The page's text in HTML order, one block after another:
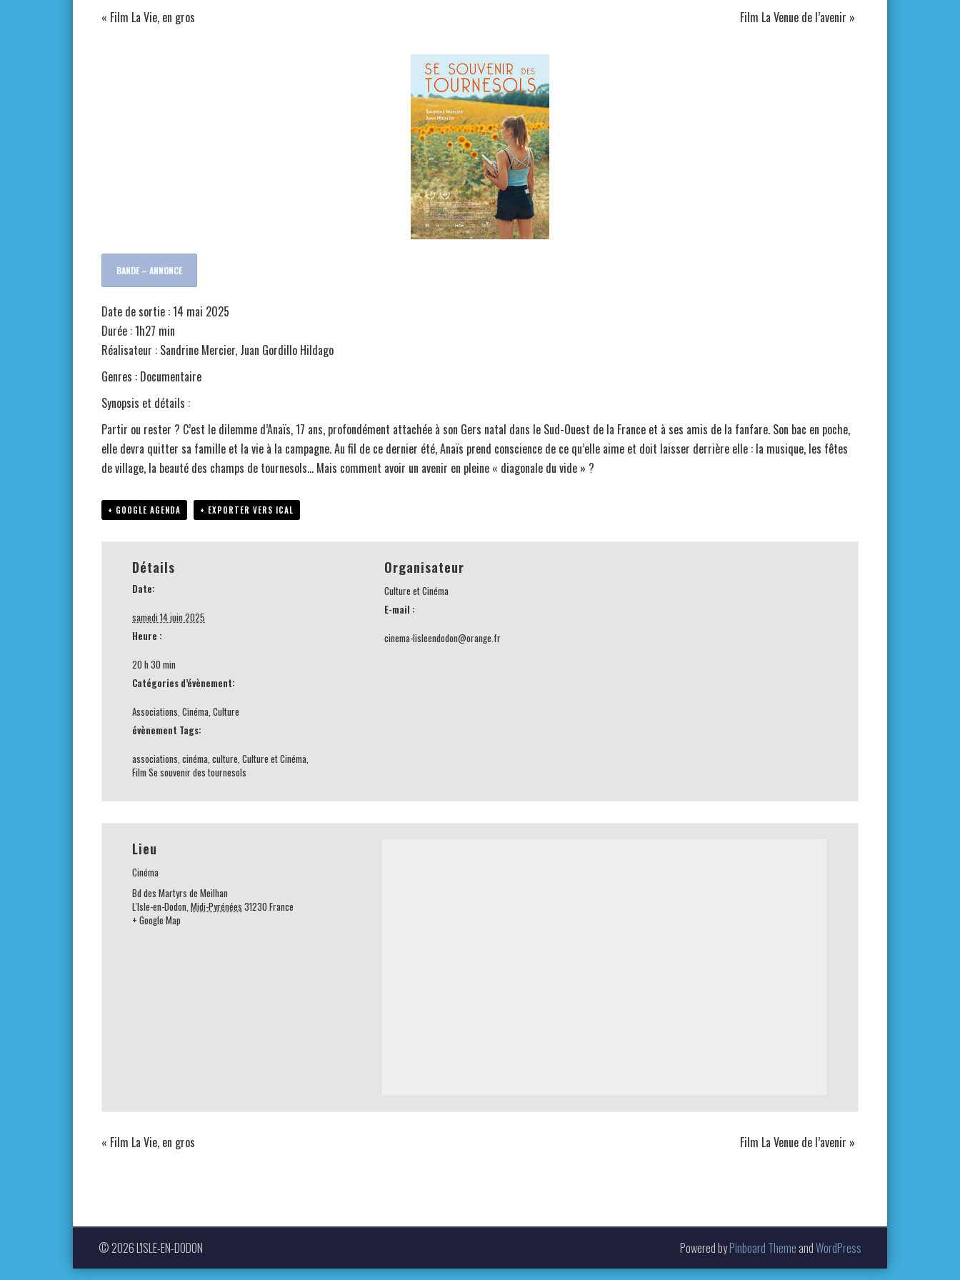
« Film La Vie, en gros Film La Venue de l’avenir »
BANDE – ANNONCE
Date de sortie : 14 mai 2025
Durée : 1h27 min
Réalisateur : Sandrine Mercier, Juan Gordillo Hildago
Genres : Documentaire
Synopsis et détails :
Partir ou rester ? C’est le dilemme d’Anaïs, 17 ans, profondément attachée à son Gers natal dans le Sud-Ouest de la France et à ses amis de la fanfare. Son bac en poche,
elle devra quitter sa famille et la vie à la campagne. Au fil de ce dernier été, Anaïs prend conscience de ce qu’elle aime et doit laisser derrière elle : la musique, les fêtes
de village, la beauté des champs de tournesols… Mais comment avoir un avenir en pleine « diagonale du vide » ?
+ GOOGLE AGENDA + EXPORTER VERS ICAL
Détails
Date:
samedi 14 juin 2025
Heure :
20 h 30 min
Catégories d’évènement:
Associations,Cinéma,Culture
évènement Tags:
associations,cinéma,culture,Culture et Cinéma,
Film Se souvenir des tournesols
Organisateur
Culture et Cinéma
E-mail :
cinema-lisleendodon@orange.fr
Lieu
Cinéma
Bd des Martyrs de Meilhan
L'Isle-en-Dodon, Midi-Pyrénées 31230 France
+ Google Map
« Film La Vie, en gros Film La Venue de l’avenir »
© 2026 L'ISLE-EN-DODON Powered byPinboard Theme andWordPress